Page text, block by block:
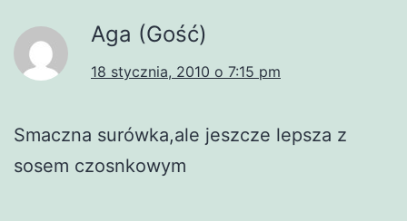
Aga (Gość)
18 stycznia, 2010 o 7:15 pm
Smaczna surówka,ale jeszcze lepsza z
sosem czosnkowym